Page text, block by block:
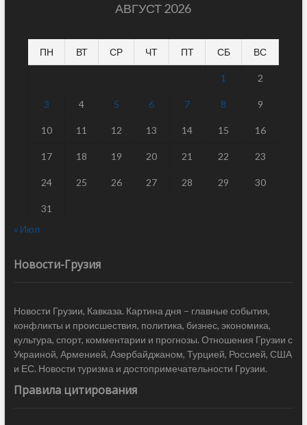
АВГУСТ 2026
ПН ВТ СР ЧТ ПТ СБ ВС
1 2
3 4 5 6 7 8 9
10 11 12 13 14 15 16
17 18 19 20 21 22 23
24 25 26 27 28 29 30
31
« Июл
Новости-Грузия
Новости Грузии, Кавказа. Картина дня – главные события,
конфликты и происшествия, политика, бизнес, экономика,
культура, спорт, комментарии и прогнозы. Отношения Грузии с
Украиной, Арменией, Азербайджаном, Турцией, Россией, США
и ЕС. Новости туризма и достопримечательности Грузии.
Правила цитирования